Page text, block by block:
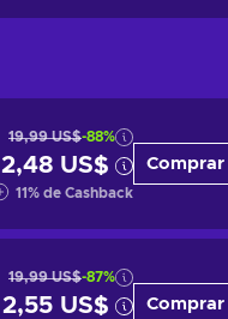
19,99 US$-88%
2,48 US$
11% de Cashback
Comprar
19,99 US$-87%
2,55 US$ Comprar